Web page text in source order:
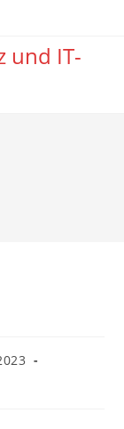
und IT-